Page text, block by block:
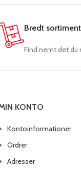
Bredt sortiment
Find nemt det du
KONTO
Kontoinformationer
Ordrer
Adresser